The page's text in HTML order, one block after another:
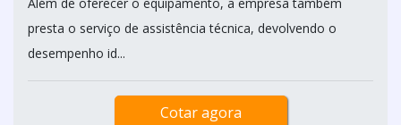
presta o serviço de assistência técnica, devolvendo o
desempenho id...
Cotar agora